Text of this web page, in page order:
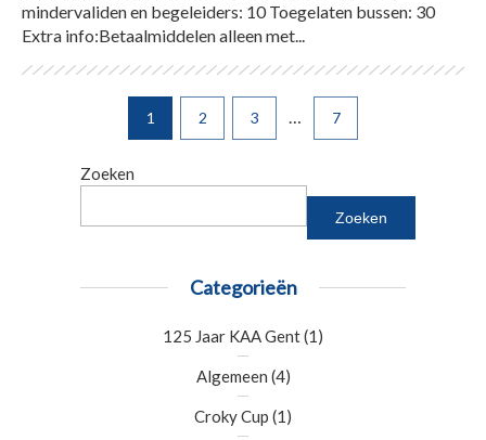
mindervaliden en begeleiders: 10 Toegelaten bussen: 30
Extra info:Betaalmiddelen alleen met...
1 2 3 … 7
Zoeken
Zoeken
Categorieën
125 Jaar KAA Gent(1)
Algemeen (4)
Croky Cup (1)